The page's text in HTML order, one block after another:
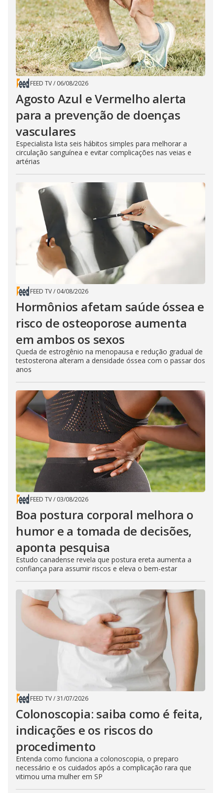
FEED TV/ 06/08/2026
Agosto Azul e Vermelho alerta
para a prevenção de doenças
vasculares
Especialista lista seis hábitos simples para melhorar a
circulação sanguínea e evitar complicações nas veias e
artérias
FEED TV/ 04/08/2026
Hormônios afetam saúde óssea e
risco de osteoporose aumenta
em ambos os sexos
Queda de estrogênio na menopausa e redução gradual de
testosterona alteram a densidade óssea com o passar dos
anos
FEED TV/ 03/08/2026
Boa postura corporal melhora o
humor e a tomada de decisões,
aponta pesquisa
Estudo canadense revela que postura ereta aumenta a
confiança para assumir riscos e eleva o bem-estar
FEED TV/31/07/2026
Colonoscopia: saiba como é feita,
indicações e os riscos do
procedimento
Entenda como funciona a colonoscopia, o preparo
necessário e os cuidados após a complicação rara que
vitimou uma mulher em SP